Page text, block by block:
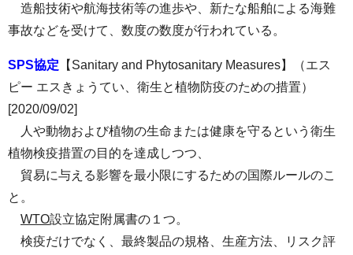
造船技術や航海技術等の進歩や、新たな船舶による海難
事故などを受けて、数度の数度が行われている。
SPS協定 【Sanitary and Phytosanitary Measures】（エス
ピー エスきょうてい、衛生と植物防疫のための措置）
[2020/09/02]
人や動物および植物の生命または健康を守るという衛生
植物検疫措置の目的を達成しつつ、
貿易に与える影響を最小限にするための国際ルールのこ
と。
WTO設立協定附属書の１つ。
検疫だけでなく、最終製品の規格、生産方法、リスク評